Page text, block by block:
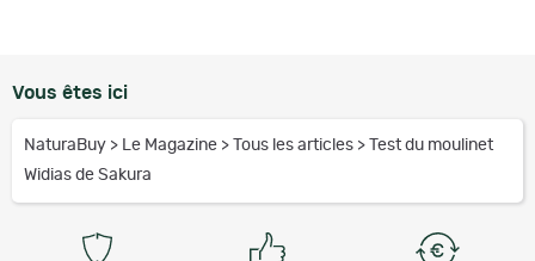
Vous êtes ici
NaturaBuy > Le Magazine > Tous les articles > Test du moulinet
Widias de Sakura